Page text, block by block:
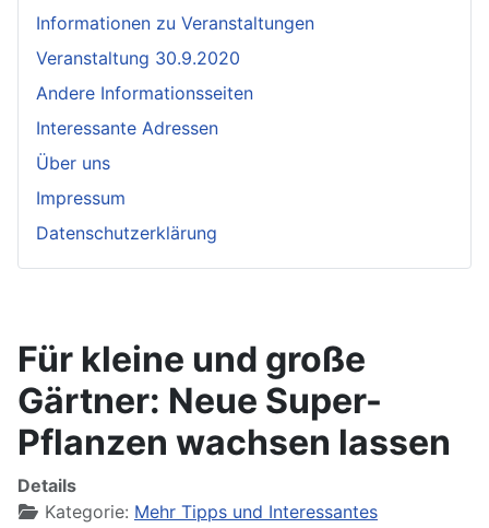
Informationen zu Veranstaltungen
Veranstaltung 30.9.2020
Andere Informationsseiten
Interessante Adressen
Über uns
Impressum
Datenschutzerklärung
Für kleine und große
Gärtner: Neue Super-
Pflanzen wachsen lassen
Details
Kategorie: Mehr Tipps und Interessantes